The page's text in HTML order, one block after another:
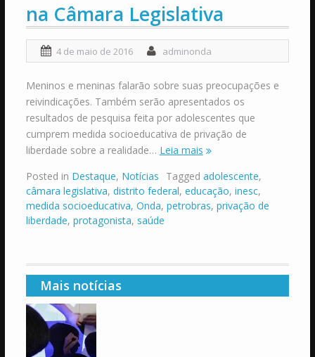
na Câmara Legislativa
4 de maio de 2016 adminonda
Meninos e meninas falarão sobre suas preocupações e
reivindicações. Também serão apresentados os
resultados de pesquisa feita por adolescentes que
cumprem medida socioeducativa de privação de
liberdade sobre a realidade… Leia mais
Posted in Destaque, Notícias Tagged adolescente,
câmara legislativa, distrito federal, educação, inesc,
medida socioeducativa, Onda, petrobras, privação de
liberdade, protagonista, saúde
Mais notícias